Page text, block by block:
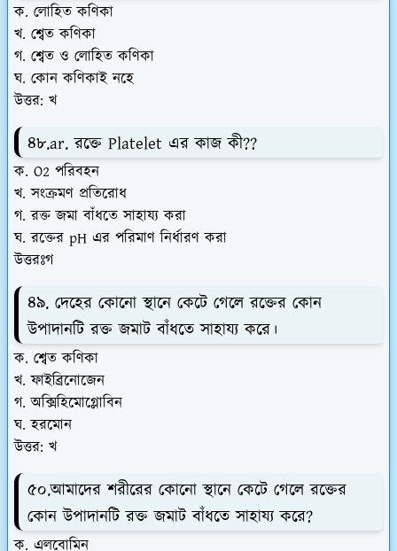
ক. লোহিত কণিকা
খ. শ্বেত কণিকা
গ. শ্বেত ও লোহিত কণিকা
ঘ. কোন কণিকাই নহে
উত্তর: খ
৪৮.ar. রক্তে Platelet এর কাজ কী??
ক. O2 পরিবহন
খ. সংক্রমণ প্রতিরোধ
গ. রক্ত জমা বাঁধতে সাহায্য করা
ঘ. রক্তের pH এর পরিমাণ নির্ধারণ করা
উত্তরঃগ
৪৯. দেহের কোনো স্থানে কেটে গেলে রক্তের কোন
উপাদানটি রক্ত জমাট বাঁধতে সাহায্য করে।
ক. শ্বেত কণিকা
খ. ফাইব্রিনোজেন
গ. অক্সিহিমোগ্লোবিন
ঘ. হরমোন
উত্তর: খ
৫০.আমাদের শরীরের কোনো স্থানে কেটে গেলে রক্তের
কোন উপাদানটি রক্ত জমাট বাঁধতে সাহায্য করে?
ক. এলবোমিন